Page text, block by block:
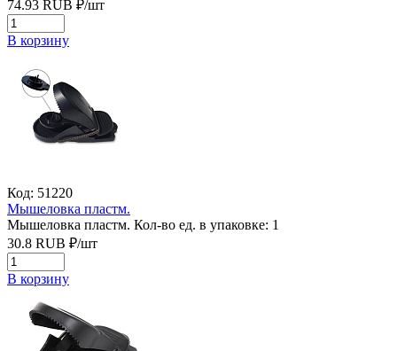
74.93 RUB ₽/шт
В корзину
Код: 51220
Мышеловка пластм.
Мышеловка пластм. Кол-во ед. в упаковке: 1
30.8 RUB ₽/шт
В корзину